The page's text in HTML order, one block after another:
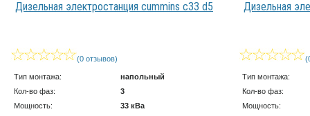
Дизельная электростанция cummins c33 d5
(0 отзывов)
Тип монтажа:
напольный
Кол-во фаз:
3
Мощность:
33 кВа
Дизельная
Тип монтажа:
Кол-во фаз:
Мощность: